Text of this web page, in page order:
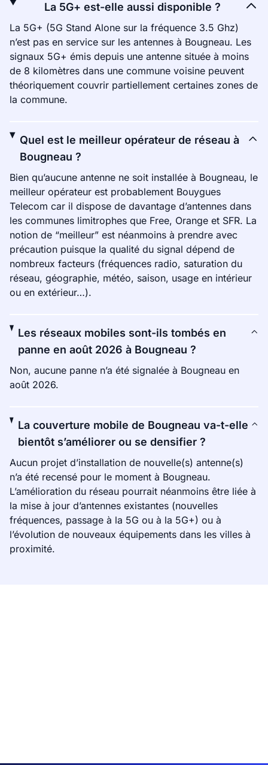
La 5G+ est-elle aussi disponible ?
La 5G+ (5G Stand Alone sur la fréquence 3.5 Ghz)
n’est pas en service sur les antennes à Bougneau. Les
signaux 5G+ émis depuis une antenne située à moins
de 8 kilomètres dans une commune voisine peuvent
théoriquement couvrir partiellement certaines zones de
la commune.
Quel est le meilleur opérateur de réseau à
Bougneau ?
Bien qu’aucune antenne ne soit installée à Bougneau, le
meilleur opérateur est probablement Bouygues
Telecom car il dispose de davantage d’antennes dans
les communes limitrophes que Free, Orange et SFR. La
notion de “meilleur” est néanmoins à prendre avec
précaution puisque la qualité du signal dépend de
nombreux facteurs (fréquences radio, saturation du
réseau, géographie, météo, saison, usage en intérieur
ou en extérieur…).
Les réseaux mobiles sont-ils tombés en
panne en août 2026 à Bougneau ?
Non, aucune panne n’a été signalée à Bougneau en
août 2026.
La couverture mobile de Bougneau va-t-elle
bientôt s’améliorer ou se densifier ?
Aucun projet d’installation de nouvelle(s) antenne(s)
n’a été recensé pour le moment à Bougneau.
L’amélioration du réseau pourrait néanmoins être liée à
la mise à jour d’antennes existantes (nouvelles
fréquences, passage à la 5G ou à la 5G+) ou à
l’évolution de nouveaux équipements dans les villes à
proximité.